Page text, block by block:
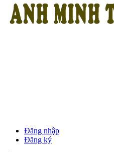
Đăng nhập
Đăng ký